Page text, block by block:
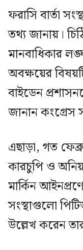
ফরাসি বার্তা
তথ্য জানায়।
মানবাধিকার
অবক্ষয়ের
বাইডেন
জানান কংগ্রেস
এছাড়া, গত
কারচুপি ও
মার্কিন
সংস্থাগুলো
উল্লেখ করেন